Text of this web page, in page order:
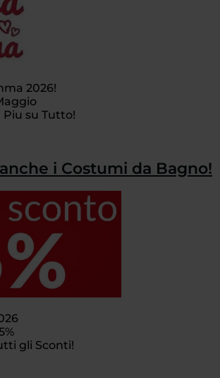
2026!
Piu su Tutto!
i Costumi da Bagno!
gli Sconti!